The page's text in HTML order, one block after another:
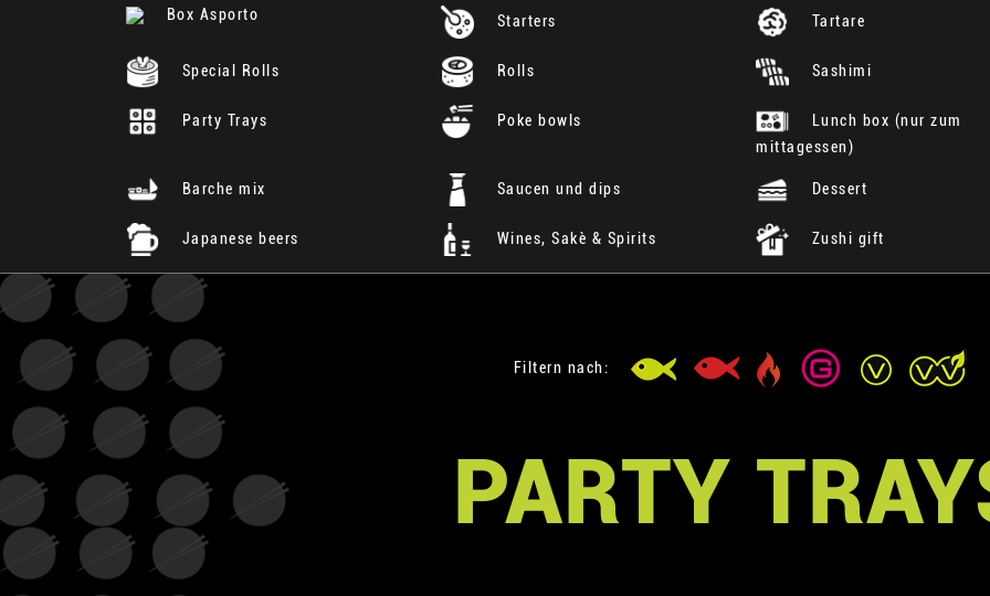
Box Asporto Starters Tartare
Special Rolls Rolls Sashimi
Party Trays Poke bowls
Lunch box (nur zum
mittagessen)
Barche mix Saucen und dips Dessert
Japanese beers Wines, Sakè & Spirits Zushi gift
Filtern nach:
PARTY